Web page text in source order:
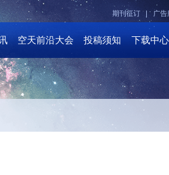
广告
期刊征订 |
空天前沿大会 投稿须知 下载中心